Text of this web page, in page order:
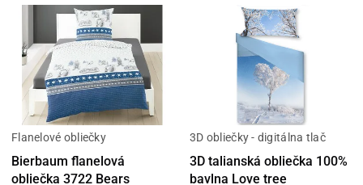
Flanelové obliečky
Bierbaum flanelová
obliečka 3722 Bears
3D obliečky - digitálna tlač
3D talianská obliečka 100%
bavlna Love tree